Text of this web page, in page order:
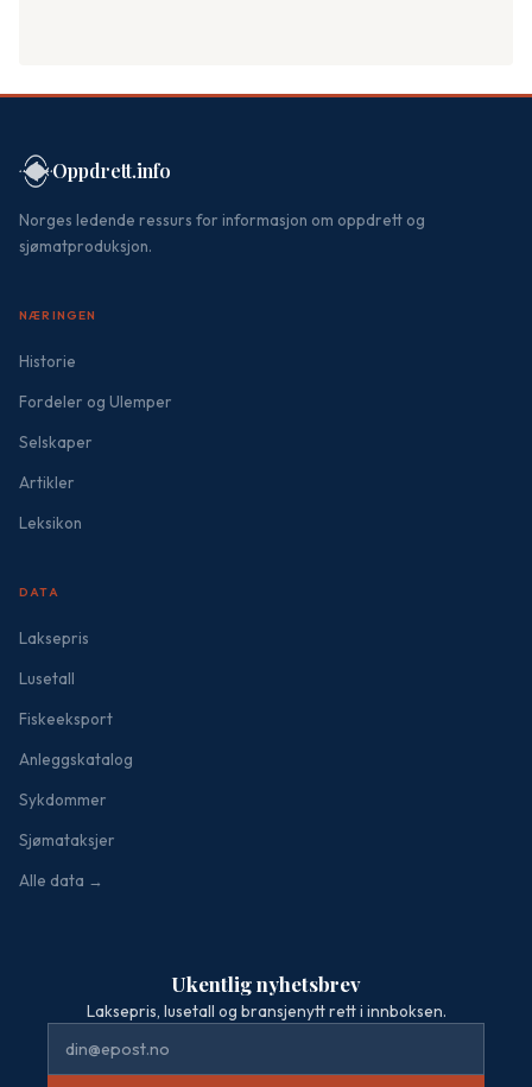
Oppdrett.info
Norges ledende ressurs for informasjon om oppdrett og
sjømatproduksjon.
NÆRINGEN
Historie
Fordeler og Ulemper
Selskaper
Artikler
Leksikon
DATA
Laksepris
Lusetall
Fiskeeksport
Anleggskatalog
Sykdommer
Sjømataksjer
Alle data →
Ukentlig nyhetsbrev
Laksepris, lusetall og bransjenytt rett i innboksen.